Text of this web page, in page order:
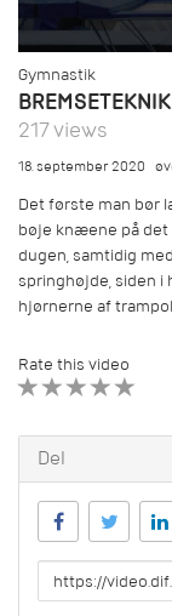
Gymnastik
BREMSETEKNIK
217 views
18. september 2020
Det første man bør
bøje knæene på det
dugen, samtidig
springhøjde, siden i
hjørnerne af
Rate this video
Del
URL
to